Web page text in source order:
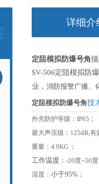
详细介
定阻模拟防爆号角
SV-506定阻模拟防
业， 消防报警广播、
定阻模拟防爆号角技
外壳防护等级 ： IP65 ；
最大声压级 ： 125dB,有
重量 ： 4.9KG ；
工作温度 ： -20度--50度
湿度 ： 小于95% ；